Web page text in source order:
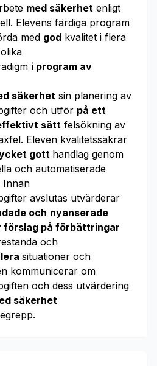
med säkerhet enligt
Elevens färdiga program
med god kvalitet i flera
i program av
säkerhet sin planering av
och utför på ett
sätt felsökning av
Eleven kvalitetssäkrar
gott handlag genom
och automatiserade
Innan
avslutas utvärderar
och nyanserade
förslag på förbättringar
och
situationer och
kommunicerar om
och dess utvärdering
säkerhet